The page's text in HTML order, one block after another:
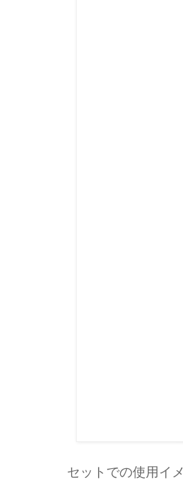
セットでの使用イメ